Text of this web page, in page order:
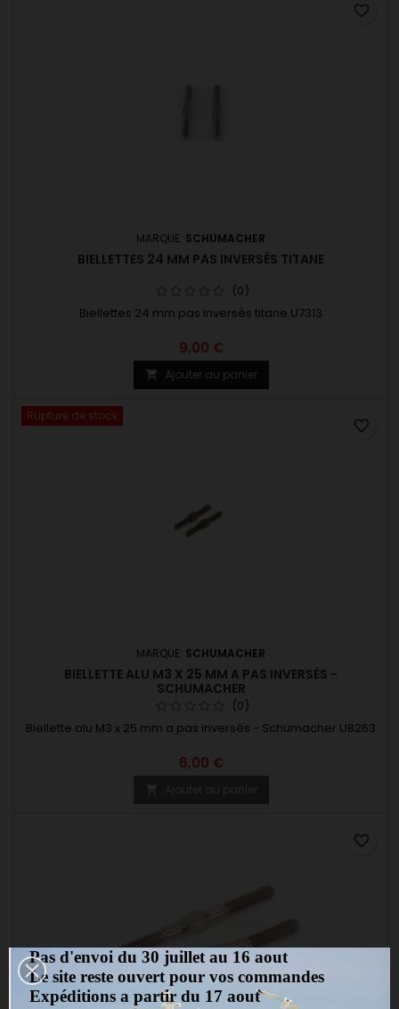
MARQUE: SCHUMACHER
BIELLETTES 24 MM PAS INVERSÉS TITANE
(0)
Biellettes 24 mm pas inversés titane U7313
9,00 €
 Ajouter au panier
favorite_border
Rupture de stock
MARQUE: SCHUMACHER
BIELLETTE ALU M3 X 25 MM A PAS INVERSÉS -
SCHUMACHER
(0)
Biellette alu M3 x 25 mm a pas inversés - Schumacher U8263
6,00 €
favorite_border
favorite_border
Pas d'envoi du 30 juillet au 16 aout
Le site reste ouvert pour vos commandes
Expéditions a partir du 17 aout